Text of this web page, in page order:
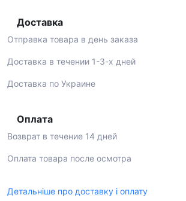
Доставка
Отправка товара в день заказа
Доставка в течении 1-3-х дней
Доставка по Украине
Оплата
Возврат в течение 14 дней
Оплата товара после осмотра
Детальніше про доставку і оплату